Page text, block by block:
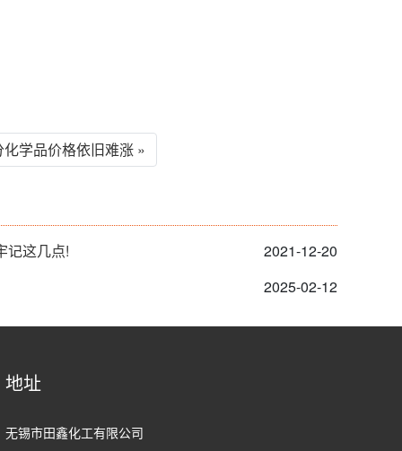
学品价格依旧难涨 »
记这几点!
2021-12-20
2025-02-12
地址
无锡市田鑫化工有限公司